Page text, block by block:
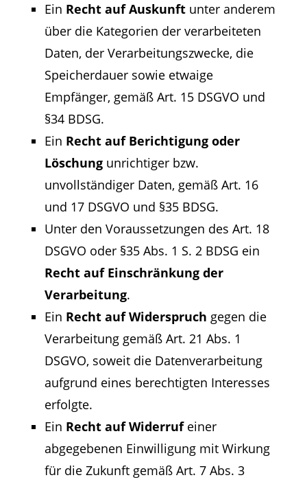
Ein Recht auf Auskunft unter anderem
über die Kategorien der verarbeiteten
Daten, der Verarbeitungszwecke, die
Speicherdauer sowie etwaige
Empfänger, gemäß Art. 15 DSGVO und
§34 BDSG.
Ein Recht auf Berichtigung oder
Löschung unrichtiger bzw.
unvollständiger Daten, gemäß Art. 16
und 17 DSGVO und §35 BDSG.
Unter den Voraussetzungen des Art. 18
DSGVO oder §35 Abs. 1 S. 2 BDSG ein
Recht auf Einschränkung der
Verarbeitung.
Ein Recht auf Widerspruch gegen die
Verarbeitung gemäß Art. 21 Abs. 1
DSGVO, soweit die Datenverarbeitung
aufgrund eines berechtigten Interesses
erfolgte.
Ein Recht auf Widerrufeiner
abgegebenen Einwilligung mit Wirkung
für die Zukunft gemäß Art. 7 Abs. 3